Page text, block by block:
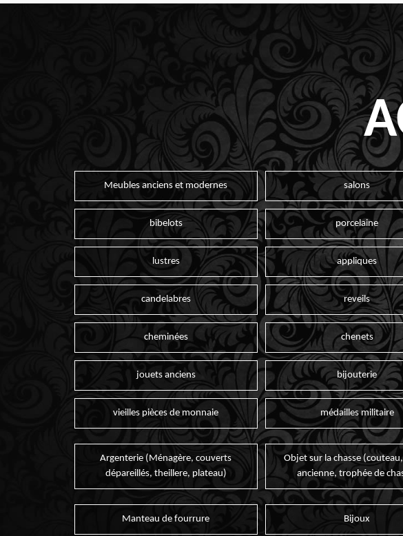
Meubles anciens et modernes salons
bibelots porcelaine
lustres appliques
candelabres reveils
cheminées chenets
jouets anciens bijouterie
vieilles pièces de monnaie médailles militaire
Argenterie (Ménagère, couverts
dépareillés, theillere, plateau)
Objet sur la chasse
ancienne, trophée de
Manteau de fourrure Bijoux